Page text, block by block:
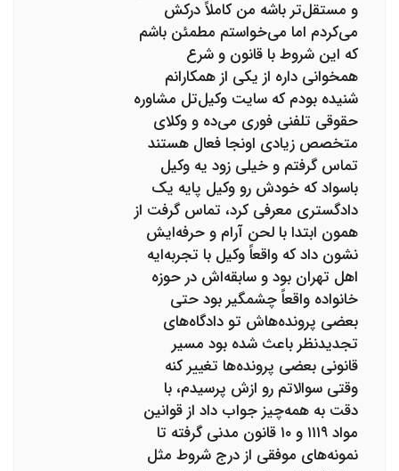
و مستقل‌تر باشه من کاملاً درکش
می‌کردم اما می‌خواستم مطمئن باشم
که این شروط با قانون و شرع
همخوانی داره از یکی از همکارانم
شنیده بودم که سایت وکیل‌تل مشاوره
حقوقی تلفنی فوری می‌ده و وکلای
متخصص زیادی اونجا فعال هستند
تماس گرفتم و خیلی زود یه وکیل
باسواد که خودش رو وکیل پایه یک
دادگستری معرفی کرد، تماس گرفت از
همون ابتدا با لحن آرام و حرفه‌ایش
نشون داد که واقعاً وکیل با تجربه‌ایه
اهل تهران بود و سابقه‌اش در حوزه
خانواده واقعاً چشمگیر بود حتی
بعضی پرونده‌هاش تو دادگاه‌های
تجدیدنظر باعث شده بود مسیر
قانونی بعضی پرونده‌ها تغییر کنه
وقتی سوالاتم رو ازش پرسیدم، با
دقت به همه‌چیز جواب داد از قوانین
مواد ۱۱۱۹ و ۱۰ قانون مدنی گرفته تا
نمونه‌های موفقی از درج شروط مثل